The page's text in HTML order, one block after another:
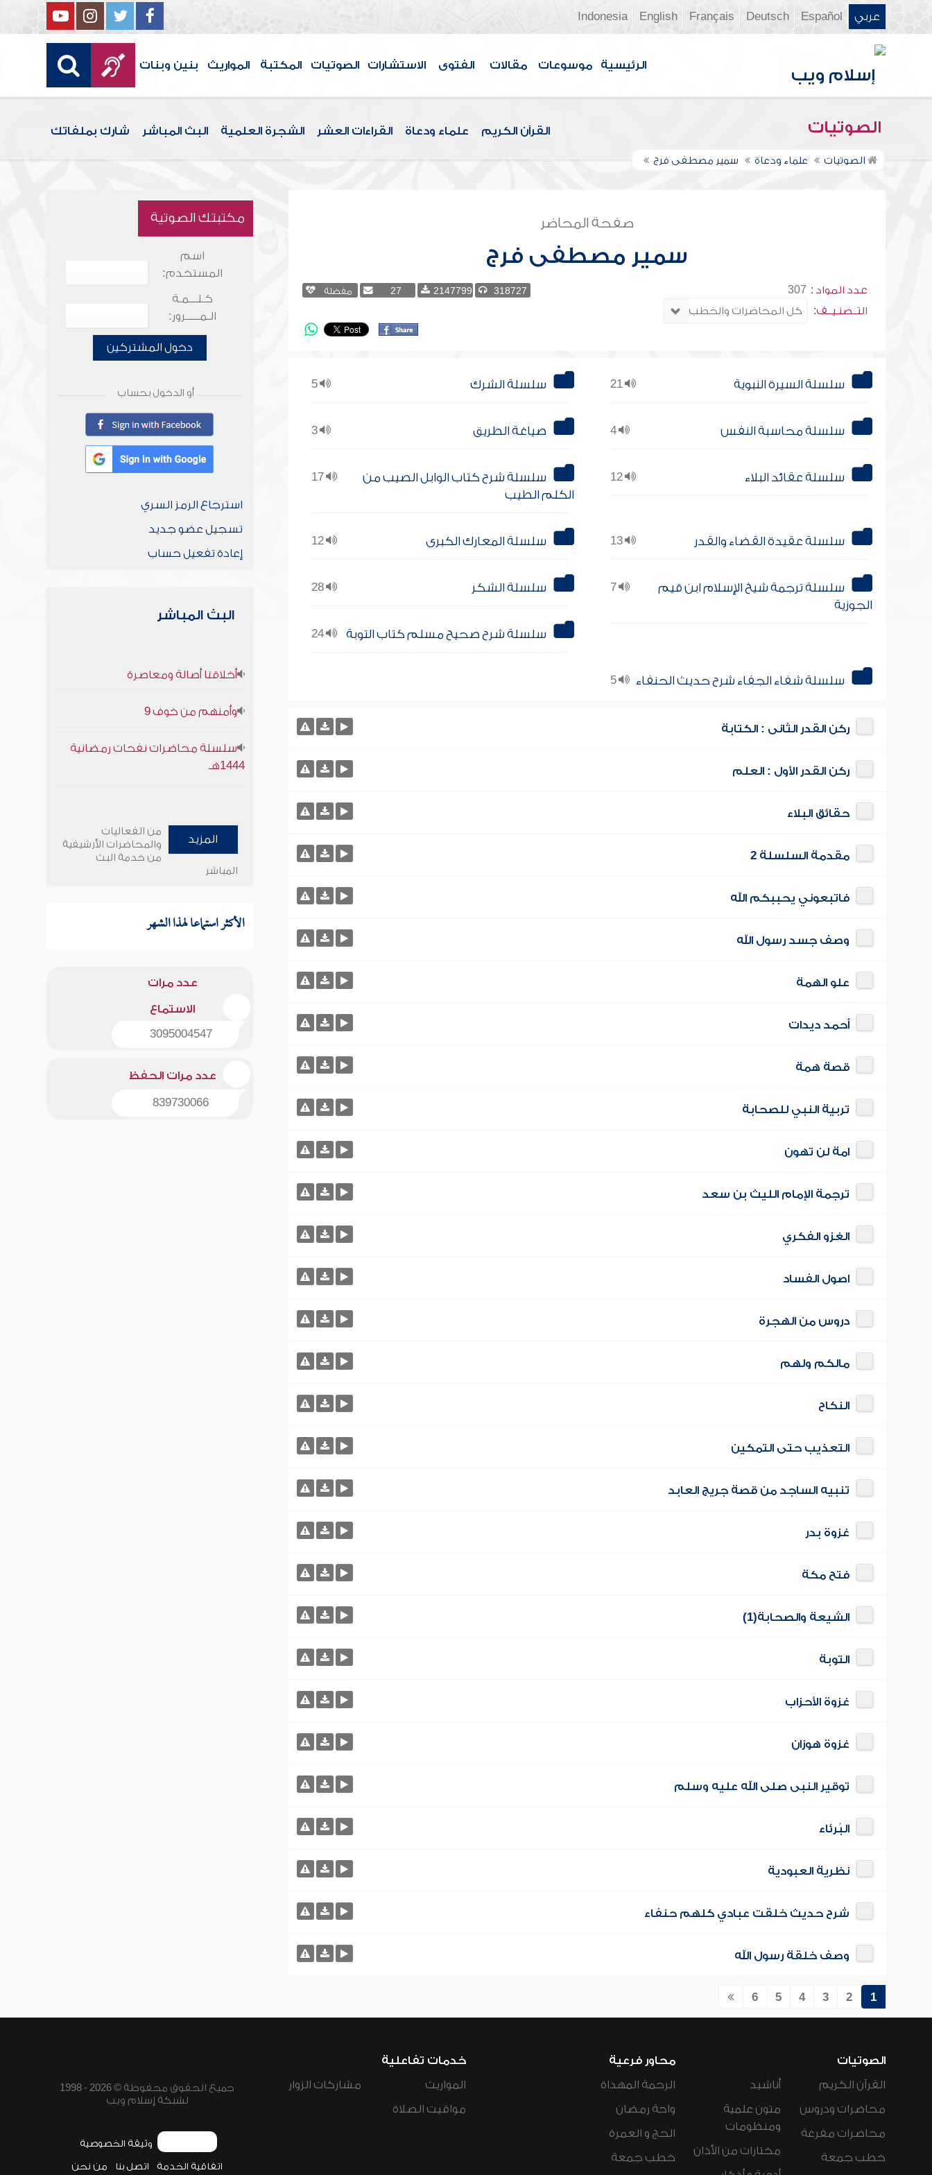
عربي Español
Deutsch
Français
English
Indonesia
الرئيسية موسوعات مقالات الفتوى الاستشارات الصوتيات المكتبة المواريث بنين وبنات
الصوتيات القرآن الكريم علماء ودعاة القراءات العشر الشجرة العلمية البث المباشر شارك بملفاتك
الصوتيات علماء ودعاة سمير مصطفى فرج
صفحة المحاضر
سمير مصطفى فرج
عدد المواد : 307
التــصنـيــف:
318727
2147799
27 مفضلة
21 سلسلة السيرة النبوية 5 سلسلة الشرك
4 سلسلة محاسبة النفس 3 صياغة الطريق
12 سلسلة عقائد البلاء 17
سلسلة شرح كتاب الوابل الصيب من
الكلم الطيب
13 سلسلة عقيدة القضاء والقدر 12 سلسلة المعارك الكبرى
7
سلسلة ترجمة شيخ الإسلام ابن قيم
الجوزية
28 سلسلة الشكر
24 سلسلة شرح صحيح مسلم كتاب التوبة
5 سلسلة شفاء الجفاء شرح حديث الحنفاء
ركن القدر الثانى : الكتابة
ركن القدر الأول : العلم
حقائق البلاء
مقدمة السلسلة 2
فاتبعوني يحببكم الله
وصف جسد رسول الله
علو الهمة
أحمد ديدات
قصة همة
تربية النبي للصحابة
امة لن تهون
ترجمة الإمام الليث بن سعد
الغزو الفكري
اصول الفساد
دروس من الهجرة
مالكم ولهم
النكاح
التعذيب حتى التمكين
تنبيه الساجد من قصة جريج العابد
غزوة بدر
فتح مكة
الشيعة والصحابة(1)
التوبة
غزوة الأحزاب
غزوة هوزان
توقير النبى صلى الله عليه وسلم
البُرئاء
نظرية العبودية
شرح حديث خلقت عبادي كلهم حنفاء
وصف خلقة رسول الله
1
2
3
4
5
6
مكتبتك الصوتية
اسم
المستخدم:
كـلـــمـة
الـمـــــرور:
دخول المشتركين
أو الدخول بحساب
استرجاع الرمز السري
تسجيل عضو جديد
إعادة تفعيل حساب
البث المباشر
أخلاقنا أصالة ومعاصرة
وأمنهم من خوف 9
سلسلة محاضرات نفحات رمضانية
1444هـ
المزيد
من الفعاليات
والمحاضرات الأرشيفية
من خدمة البث
المباشر
الأكثر استماعا لهذا الشهر
عدد مرات
الاستماع
3095004547
عدد مرات الحفظ
839730066
الصوتيات
القرآن الكريم
محاضرات ودروس
محاضرات مفرغة
خطب جمعة
أناشيد
متون علمية
ومنظومات
مختارات من الأذان
محاور فرعية
الرحمة المهداة
واحة رمضان
الحج و العمرة
خطب جمعة
خدمات تفاعلية
المواريث
مواقيت الصلاة
مشاركات الزوار
جميع الحقوق محفوظة © 2026 - 1998
لشبكة إسلام ويب
وثيقة الخصوصية
اتفاقية الخدمة اتصل بنا من نحن